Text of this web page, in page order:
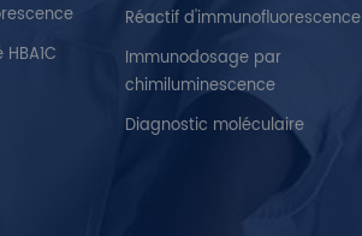
Réactif d'immunofluorescence
Immunodosage par
chimiluminescence
Diagnostic moléculaire